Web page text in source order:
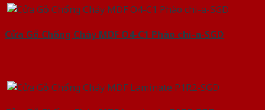
Cửa Gỗ Chống Cháy MDF O4-C1 Phào chi-a-SGD